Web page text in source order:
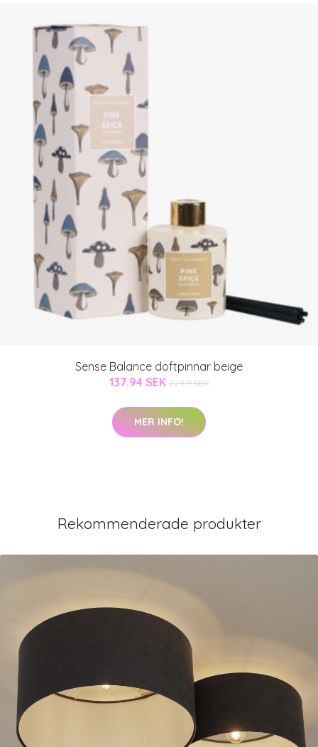
Sense Balance doftpinnar beige
137.94 SEK 229.9 SEK
MER INFO!
Rekommenderade produkter